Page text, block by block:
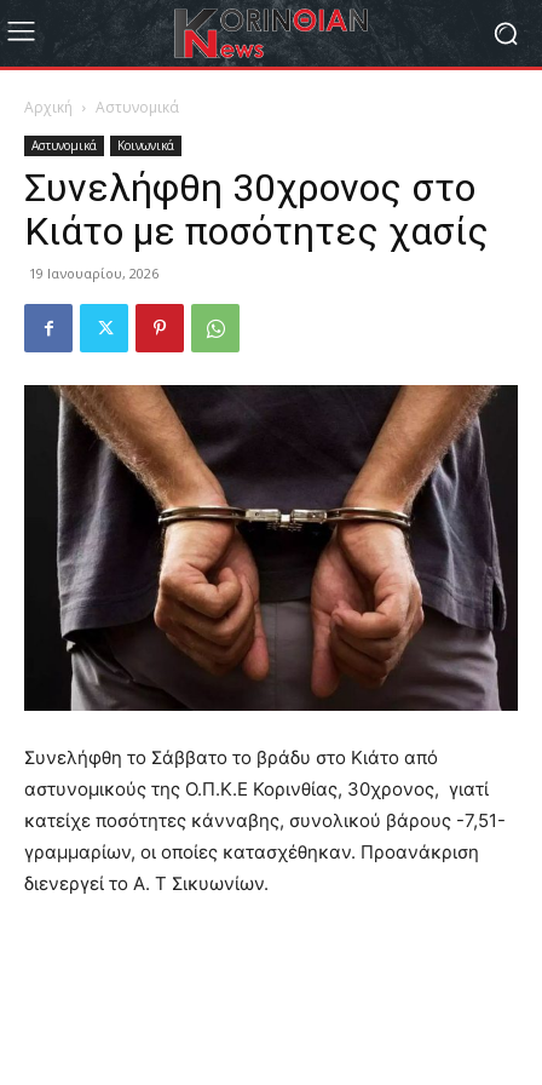
Αρχική Αστυνομικά
Αστυνομικά Κοινωνικά
Συνελήφθη 30χρονος στο
Κιάτο με ποσότητες χασίς
19 Ιανουαρίου, 2026
Συνελήφθη το Σάββατο το βράδυ στο Κιάτο από
αστυνομικούς της Ο.Π.Κ.Ε Κορινθίας, 30χρονος, γιατί
κατείχε ποσότητες κάνναβης, συνολικού βάρους -7,51-
γραμμαρίων, οι οποίες κατασχέθηκαν. Προανάκριση
διενεργεί το Α. Τ Σικυωνίων.